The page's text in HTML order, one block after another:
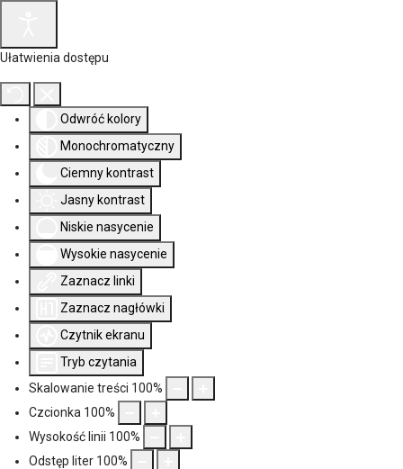
Ułatwienia dostępu
Odwróć kolory
Monochromatyczny
Ciemny kontrast
Jasny kontrast
Niskie nasycenie
Wysokie nasycenie
Zaznacz linki
Zaznacz nagłówki
Czytnik ekranu
Tryb czytania
Skalowanie treści 100%
Czcionka 100%
Wysokość linii 100%
Odstęp liter 100%